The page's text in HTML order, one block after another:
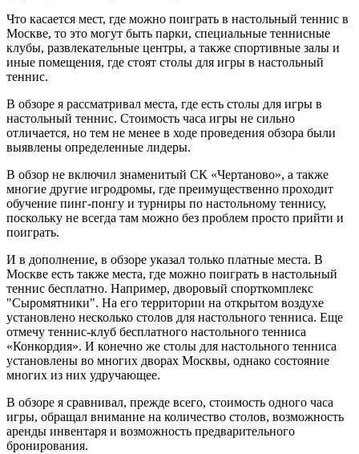
Что касается мест, где можно поиграть в настольный теннис в
Москве, то это могут быть парки, специальные теннисные
клубы, развлекательные центры, а также спортивные залы и
иные помещения, где стоят столы для игры в настольный
теннис.
В обзоре я рассматривал места, где есть столы для игры в
настольный теннис. Стоимость часа игры не сильно
отличается, но тем не менее в ходе проведения обзора были
выявлены определенные лидеры.
В обзор не включил знаменитый СК «Чертаново», а также
многие другие игродромы, где преимущественно проходит
обучение пинг-понгу и турниры по настольному теннису,
поскольку не всегда там можно без проблем просто прийти и
поиграть.
И в дополнение, в обзоре указал только платные места. В
Москве есть также места, где можно поиграть в настольный
теннис бесплатно. Например, дворовый спорткомплекс
"Сыромятники". На его территории на открытом воздухе
установлено несколько столов для настольного тенниса. Еще
отмечу теннис-клуб бесплатного настольного тенниса
«Конкордия». И конечно же столы для настольного тенниса
установлены во многих дворах Москвы, однако состояние
многих из них удручающее.
В обзоре я сравнивал, прежде всего, стоимость одного часа
игры, обращал внимание на количество столов, возможность
аренды инвентаря и возможность предварительного
бронирования.